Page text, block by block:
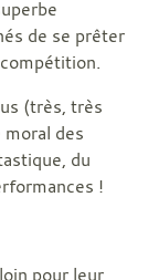
de se prêter
(très, très
moral des
du
!
pour leur